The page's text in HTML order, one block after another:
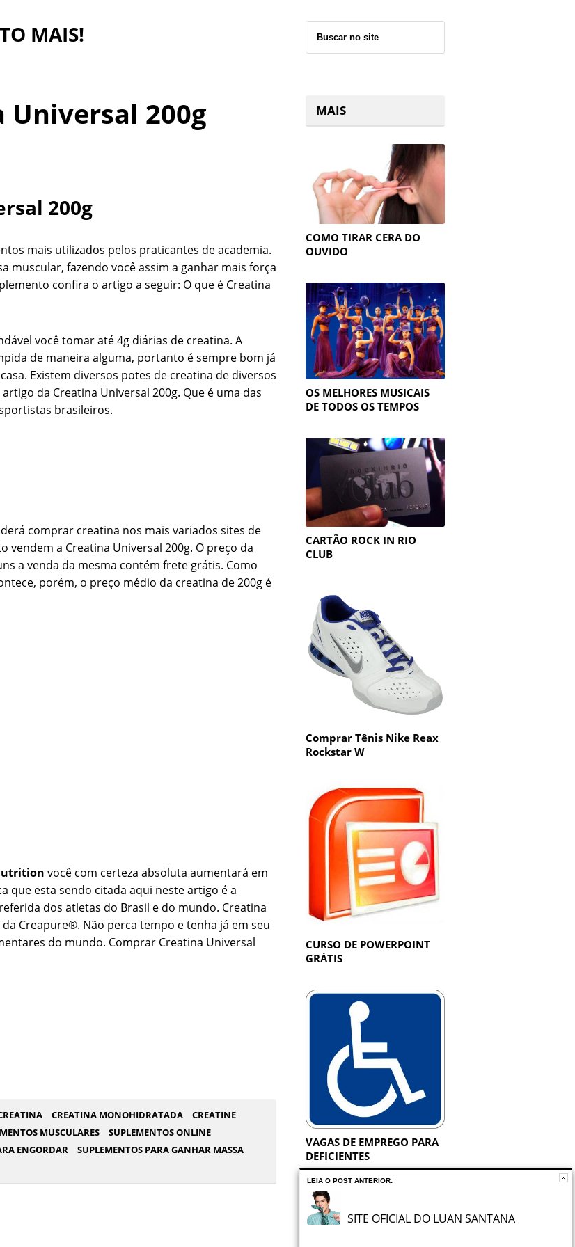
MAIS!
200g
200g
mais utilizados pelos praticantes de academia.
muscular, fazendo você assim a ganhar mais força
confira o artigo a seguir: O que é Creatina
você tomar até 4g diárias de creatina. A
de maneira alguma, portanto é sempre bom já
Existem diversos potes de creatina de diversos
da Creatina Universal 200g. Que é uma das
brasileiros.
comprar creatina nos mais variados sites de
vendem a Creatina Universal 200g. O preço da
a venda da mesma contém frete grátis. Como
porém, o preço médio da creatina de 200g é
você com certeza absoluta aumentará em
que esta sendo citada aqui neste artigo é a
dos atletas do Brasil e do mundo. Creatina
Creapure®. Não perca tempo e tenha já em seu
do mundo. Comprar Creatina Universal
CREATINA MONOHIDRATADA
CREATINE
MUSCULARES
SUPLEMENTOS ONLINE
ENGORDAR
SUPLEMENTOS PARA GANHAR MASSA
MAIS
COMO TIRAR CERA DO
OUVIDO
OS MELHORES MUSICAIS
DE TODOS OS TEMPOS
CARTÃO ROCK IN RIO
CLUB
Comprar Tênis Nike Reax
Rockstar W
CURSO DE POWERPOINT
GRÁTIS
VAGAS DE EMPREGO PARA
DEFICIENTES
LEIA O POST ANTERIOR:
SITE OFICIAL DO LUAN SANTANA